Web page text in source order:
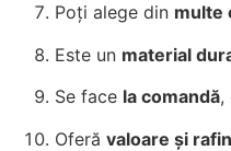
Poți alege din multe
Este un material
Se face la comandă,
Oferă valoare și